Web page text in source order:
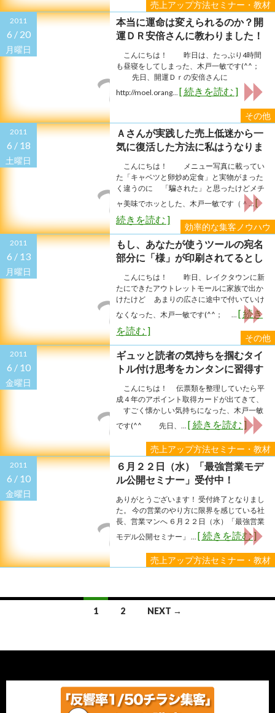
売上アップ方法セミナー・教材
2011
6 / 20
月曜日
その他
本当に運命は変えられるのか？開
運ＤＲ安倍さんに教わりました！
こんにちは！ 昨日は、たっぷり4時間
も昼寝をしてしまった、木戸一敏です(^^；
先日、開運Ｄｒの安倍さんに
http://moel.orang... [ 続きを読む ]
2011
6 / 18
土曜日
効率的な集客ノウハウ
Ａさんが実践した売上低迷から一
気に復活した方法に私はうなりま
こんにちは！ メニュー写真に載ってい
た「キャベツと卵炒め定食」と実物がまった
く違うのに 「騙された」と思ったけどメチ
ャ美味でホッとした、木戸一敏です（＾... [
続きを読む ]
2011
6 / 13
月曜日
その他
もし、あなたが使うツールの宛名
部分に「様」が印刷されてるとし
こんにちは！ 昨日、レイクタウンに新
たにできたアウトレットモールに家族で出か
けたけど あまりの広さに途中で付いていけ
なくなった、木戸一敏です(^^； ... [ 続き
を読む ]
2011
6 / 10
金曜日
売上アップ方法セミナー・教材
ギュッと読者の気持ちを掴むタイ
トル付け思考をカンタンに習得す
こんにちは！ 伝票類を整理していたら平
成４年のアポイント取得カードが出てきて、
すごく懐かしい気持ちになった、木戸一敏
です(^^ 先日、... [ 続きを読む ]
2011
6 / 10
金曜日
売上アップ方法セミナー・教材
６月２２日（水）「最強営業モデ
ル公開セミナー」受付中！
ありがとうございます！ 受付終了となりまし
た。 今の営業のやり方に限界を感じている社
長、営業マンへ ６月２２日（水）「最強営業
モデル公開セミナー」 ... [ 続きを読む ]
1 2 NEXT →